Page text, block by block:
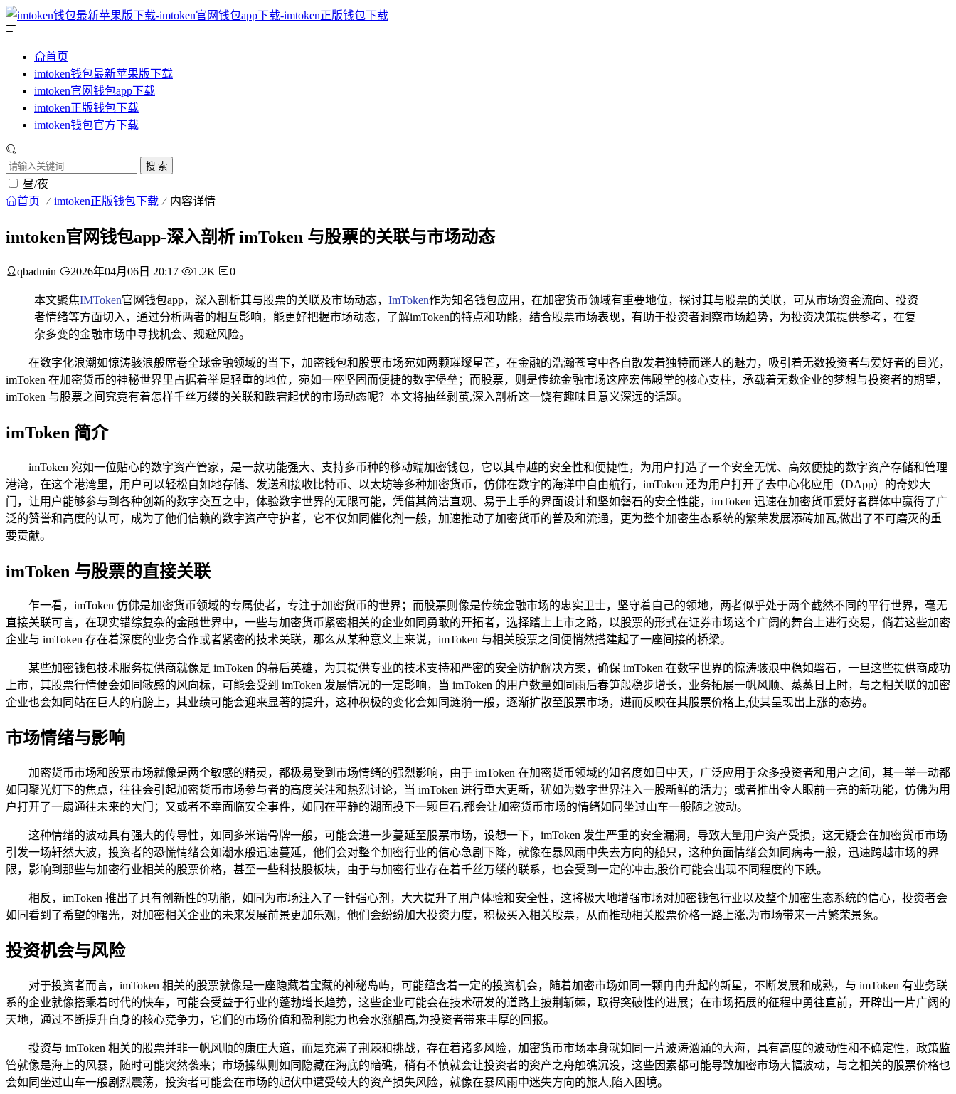
首页
imtoken钱包最新苹果版下载
imtoken官网钱包app下载
imtoken正版钱包下载
imtoken钱包官方下载
搜 索
昼/夜
首页 imtoken正版钱包下载 内容详情
imtoken官网钱包app-深入剖析 imToken 与股票的关联与市场动态
qbadmin 2026年04月06日 20:17 1.2K 0
本文聚焦IMToken官网钱包app，深入剖析其与股票的关联及市场动态， ImToken作为知名钱包应用，在加密货币领域有重要地位，探讨其与股票的关联，可从市场资金流向、投资
者情绪等方面切入，通过分析两者的相互影响，能更好把握市场动态，了解imToken的特点和功能，结合股票市场表现，有助于投资者洞察市场趋势，为投资决策提供参考，在复
杂多变的金融市场中寻找机会、规避风险。
在数字化浪潮如惊涛骇浪般席卷全球金融领域的当下，加密钱包和股票市场宛如两颗璀璨星芒，在金融的浩瀚苍穹中各自散发着独特而迷人的魅力，吸引着无数投资者与爱好者的目光，
imToken 在加密货币的神秘世界里占据着举足轻重的地位，宛如一座坚固而便捷的数字堡垒；而股票，则是传统金融市场这座宏伟殿堂的核心支柱，承载着无数企业的梦想与投资者的期望，
imToken 与股票之间究竟有着怎样千丝万缕的关联和跌宕起伏的市场动态呢？本文将抽丝剥茧,深入剖析这一饶有趣味且意义深远的话题。
imToken 简介
imToken 宛如一位贴心的数字资产管家，是一款功能强大、支持多币种的移动端加密钱包，它以其卓越的安全性和便捷性，为用户打造了一个安全无忧、高效便捷的数字资产存储和管理
港湾，在这个港湾里，用户可以轻松自如地存储、发送和接收比特币、以太坊等多种加密货币，仿佛在数字的海洋中自由航行，imToken 还为用户打开了去中心化应用（DApp）的奇妙大
门，让用户能够参与到各种创新的数字交互之中，体验数字世界的无限可能，凭借其简洁直观、易于上手的界面设计和坚如磐石的安全性能，imToken 迅速在加密货币爱好者群体中赢得了广
泛的赞誉和高度的认可，成为了他们信赖的数字资产守护者，它不仅如同催化剂一般，加速推动了加密货币的普及和流通，更为整个加密生态系统的繁荣发展添砖加瓦,做出了不可磨灭的重
要贡献。
imToken 与股票的直接关联
乍一看，imToken 仿佛是加密货币领域的专属使者，专注于加密货币的世界；而股票则像是传统金融市场的忠实卫士，坚守着自己的领地，两者似乎处于两个截然不同的平行世界，毫无
直接关联可言，在现实错综复杂的金融世界中，一些与加密货币紧密相关的企业如同勇敢的开拓者，选择踏上上市之路，以股票的形式在证券市场这个广阔的舞台上进行交易，倘若这些加密
企业与 imToken 存在着深度的业务合作或者紧密的技术关联，那么从某种意义上来说，imToken 与相关股票之间便悄然搭建起了一座间接的桥梁。
某些加密钱包技术服务提供商就像是 imToken 的幕后英雄，为其提供专业的技术支持和严密的安全防护解决方案，确保 imToken 在数字世界的惊涛骇浪中稳如磐石，一旦这些提供商成功
上市，其股票行情便会如同敏感的风向标，可能会受到 imToken 发展情况的一定影响，当 imToken 的用户数量如同雨后春笋般稳步增长，业务拓展一帆风顺、蒸蒸日上时，与之相关联的加密
企业也会如同站在巨人的肩膀上，其业绩可能会迎来显著的提升，这种积极的变化会如同涟漪一般，逐渐扩散至股票市场，进而反映在其股票价格上,使其呈现出上涨的态势。
市场情绪与影响
加密货币市场和股票市场就像是两个敏感的精灵，都极易受到市场情绪的强烈影响，由于 imToken 在加密货币领域的知名度如日中天，广泛应用于众多投资者和用户之间，其一举一动都
如同聚光灯下的焦点，往往会引起加密货币市场参与者的高度关注和热烈讨论，当 imToken 进行重大更新，犹如为数字世界注入一股新鲜的活力；或者推出令人眼前一亮的新功能，仿佛为用
户打开了一扇通往未来的大门；又或者不幸面临安全事件，如同在平静的湖面投下一颗巨石,都会让加密货币市场的情绪如同坐过山车一般随之波动。
这种情绪的波动具有强大的传导性，如同多米诺骨牌一般，可能会进一步蔓延至股票市场，设想一下，imToken 发生严重的安全漏洞，导致大量用户资产受损，这无疑会在加密货币市场
引发一场轩然大波，投资者的恐慌情绪会如潮水般迅速蔓延，他们会对整个加密行业的信心急剧下降，就像在暴风雨中失去方向的船只，这种负面情绪会如同病毒一般，迅速跨越市场的界
限，影响到那些与加密行业相关的股票价格，甚至一些科技股板块，由于与加密行业存在着千丝万缕的联系，也会受到一定的冲击,股价可能会出现不同程度的下跌。
相反，imToken 推出了具有创新性的功能，如同为市场注入了一针强心剂，大大提升了用户体验和安全性，这将极大地增强市场对加密钱包行业以及整个加密生态系统的信心，投资者会
如同看到了希望的曙光，对加密相关企业的未来发展前景更加乐观，他们会纷纷加大投资力度，积极买入相关股票，从而推动相关股票价格一路上涨,为市场带来一片繁荣景象。
投资机会与风险
对于投资者而言，imToken 相关的股票就像是一座隐藏着宝藏的神秘岛屿，可能蕴含着一定的投资机会，随着加密市场如同一颗冉冉升起的新星，不断发展和成熟，与 imToken 有业务联
系的企业就像搭乘着时代的快车，可能会受益于行业的蓬勃增长趋势，这些企业可能会在技术研发的道路上披荆斩棘，取得突破性的进展；在市场拓展的征程中勇往直前，开辟出一片广阔的
天地，通过不断提升自身的核心竞争力，它们的市场价值和盈利能力也会水涨船高,为投资者带来丰厚的回报。
投资与 imToken 相关的股票并非一帆风顺的康庄大道，而是充满了荆棘和挑战，存在着诸多风险，加密货币市场本身就如同一片波涛汹涌的大海，具有高度的波动性和不确定性，政策监
管就像是海上的风暴，随时可能突然袭来；市场操纵则如同隐藏在海底的暗礁，稍有不慎就会让投资者的资产之舟触礁沉没，这些因素都可能导致加密市场大幅波动，与之相关的股票价格也
会如同坐过山车一般剧烈震荡，投资者可能会在市场的起伏中遭受较大的资产损失风险，就像在暴风雨中迷失方向的旅人,陷入困境。